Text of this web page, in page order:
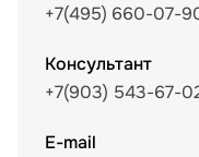
+7(495) 660-07-
Консультант
+7(903) 543-67-
E-mail